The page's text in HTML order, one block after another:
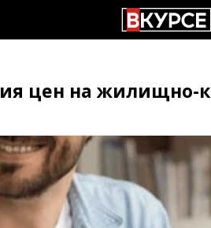
цен на жилищно-